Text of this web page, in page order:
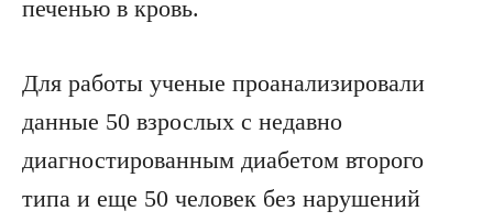
печенью в кровь.
Для работы ученые проанализировали
данные 50 взрослых с недавно
диагностированным диабетом второго
типа и еще 50 человек без нарушений